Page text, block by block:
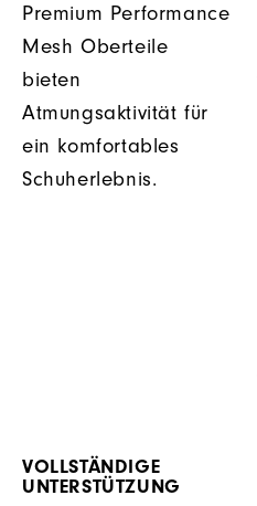
Premium Performance
Mesh Oberteile
bieten
Atmungsaktivität für
ein komfortables
Schuherlebnis.
VOLLSTÄNDIGE
UNTERSTÜTZUNG